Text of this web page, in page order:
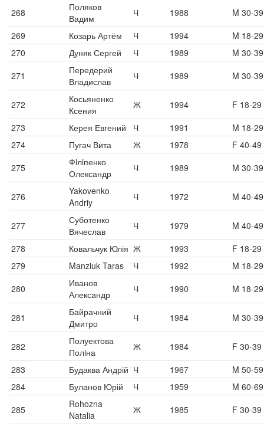
268
Поляков
Вадим
Ч 1988
M 30-39
269
Козарь Артём Ч 1994
M 18-29
270
Дуняк Сергей Ч 1989
M 30-39
271
Передерий
Владислав
Ч 1989 M 30-39
272
Косьяненко
Ксения
Ж 1994
F 18-29
273
Керея Евгений Ч 1991
M 18-29
274
Пугач Вита Ж 1978
F 40-49
275
Фiлiпенко
Олександр
Ч 1989 M 30-39
276
Yakovenko
Andriy
Ч 1972 M 40-49
277
Суботенко
Вячеслав
Ч 1979
M 40-49
278
Ковальчук Юлія Ж 1993
F 18-29
279
Manziuk Taras Ч 1992
M 18-29
280
Иванов
Александр
Ч 1990 M 18-29
281
Байрачний
Дмитро
Ч 1984 M 30-39
282
Полуектова
Полiна
Ж 1984
F 30-39
283
Будаква Андрій Ч 1967
M 50-59
284
Буланов Юрій Ч 1959
M 60-69
285
Rohozna
Natalia
Ж 1985 F 30-39